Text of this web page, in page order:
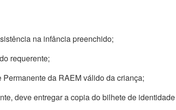
na infância preenchido;
requerente;
da RAEM válido da criança;
deve entregar a copia do bilhete de